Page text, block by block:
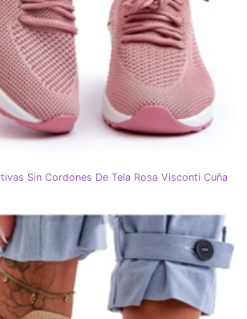
Sin Cordones De Tela Rosa Visconti Cuña